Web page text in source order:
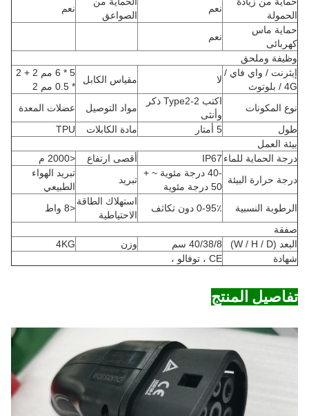
الحمولة
نعم
الصواعق
نعم
حماية ماس
كهربائى
نعم
وظيفة وملحق
إيثرنت / واي فاي /
4G / بلوتوث
لا مقياس الكابل
5 * 6 مم 2 + 2
* 0.5 مم 2
نوع المكونات
اكتب 2-Type2 ذكر
وأنثى
مواد التوصيل
عضلات المعدة
طول
5 أمتار مادة الكابلات
TPU
بيئة العمل
درجة الحماية للماءIP67 أقصى ارتفاع
<2000 م
درجة حرارة البيئة
-40 درجة مئوية ~ +
50 درجة مئوية
تبريد
تبريد الهواء
الطبيعي
الرطوبة النسبية
0-95٪ دون تكاثف
استهلاك الطاقة
الاحتياطية
<8 واط
صفقة
البعد (W / H / D)
40/38/8 سم وزن
4KG
شهادة
CE ، توفالو ،
تفاصيل المنتج